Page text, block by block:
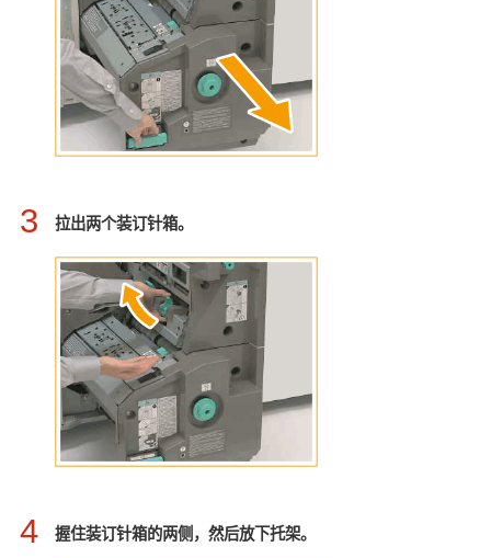
3 拉出两个装订针箱。
4 握住装订针箱的两侧，然后放下托架。